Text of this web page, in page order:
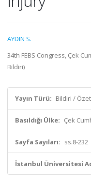
AYDIN S.
34th FEBS Congress, Çek
Bildiri)
Yayın Türü: Bildiri /
Basıldığı Ülke: Çek
Sayfa Sayıları: ss.8-232
İstanbul Üniversitesi